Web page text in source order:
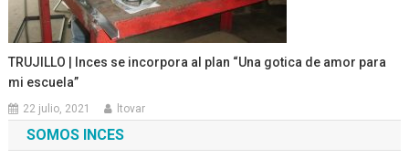
TRUJILLO | Inces se incorpora al plan “Una gotica de amor para
mi escuela”
22 julio, 2021 ltovar
SOMOS INCES